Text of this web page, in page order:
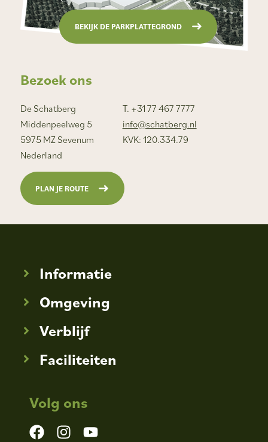
Informatie
Omgeving
Verblijf
Faciliteiten
Volg ons
Bezoek ons
De Schatberg
Middenpeelweg 5
5975 MZ Sevenum
Nederland
T. +31 77 467 7777
info@schatberg.nl
KVK: 120.334.79
PLAN JE ROUTE
BEKIJK DE PARKPLATTEGROND